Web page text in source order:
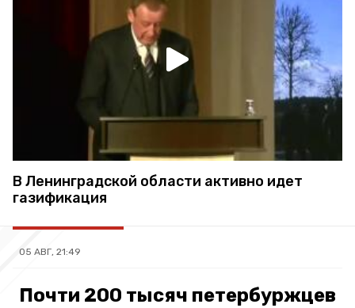
В Ленинградской области активно идет
газификация
05 АВГ, 21:49
Почти 200 тысяч петербуржцев